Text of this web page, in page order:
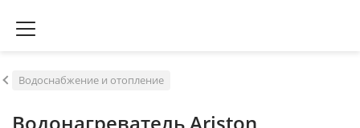
Водоснабжение и отопление